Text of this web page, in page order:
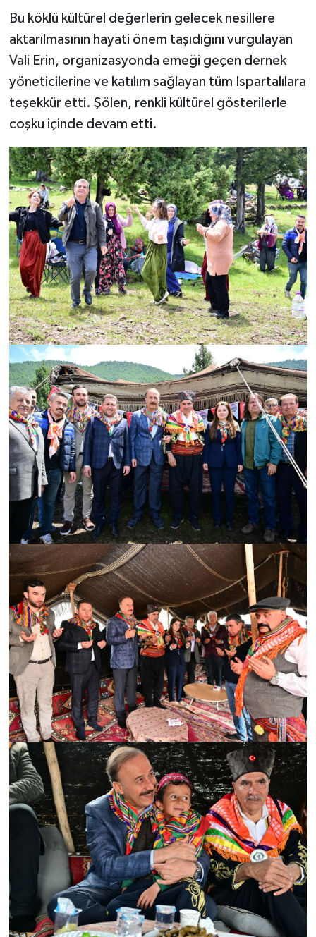
Bu köklü kültürel değerlerin gelecek nesillere
aktarılmasının hayati önem taşıdığını vurgulayan
Vali Erin, organizasyonda emeği geçen dernek
yöneticilerine ve katılım sağlayan tüm Ispartalılara
teşekkür etti. Şölen, renkli kültürel gösterilerle
coşku içinde devam etti.
Künye